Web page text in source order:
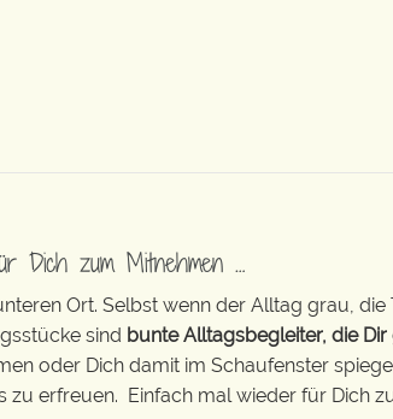
Dich zum Mitnehmen …
Ort. Selbst wenn der Alltag grau, die
sind bunte Alltagsbegleiter, die
oder Dich damit im Schaufenster
zu erfreuen. Einfach mal wieder für Dich